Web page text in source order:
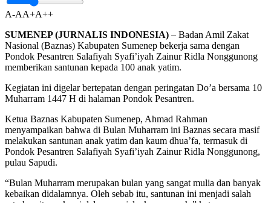
A-AA+A++
SUMENEP (JURNALIS INDONESIA) – Badan Amil Zakat
Nasional (Baznas) Kabupaten Sumenep bekerja sama dengan
Pondok Pesantren Salafiyah Syafi’iyah Zainur Ridla Nonggunong
memberikan santunan kepada 100 anak yatim.
Kegiatan ini digelar bertepatan dengan peringatan Do’a bersama 10
Muharram 1447 H di halaman Pondok Pesantren.
Ketua Baznas Kabupaten Sumenep, Ahmad Rahman
menyampaikan bahwa di Bulan Muharram ini Baznas secara masif
melakukan santunan anak yatim dan kaum dhua’fa, termasuk di
Pondok Pesantren Salafiyah Syafi’iyah Zainur Ridla Nonggunong,
pulau Sapudi.
“Bulan Muharram merupakan bulan yang sangat mulia dan banyak
kebaikan didalamnya. Oleh sebab itu, santunan ini menjadi salah